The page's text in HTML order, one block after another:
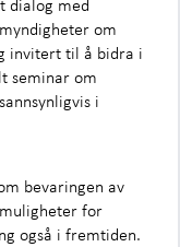
dialog med
om
invitert til å bidra i
seminar om
i
bevaringen av
for
også i fremtiden.